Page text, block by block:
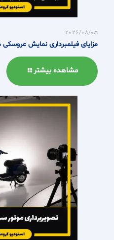
2026/08/05
مزایای فیلمبرداری نمایش عروسکی
مشاهده بیشتر